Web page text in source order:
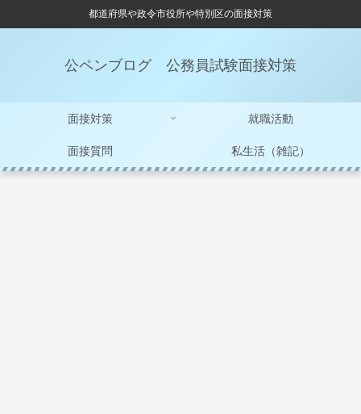
都道府県や政令市役所や特別区の面接対策
公ペンブログ 公務員試験面接対策
面接対策 就職活動
面接質問 私生活（雑記）